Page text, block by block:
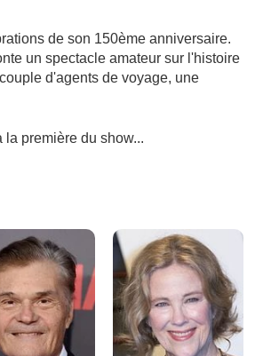
de son 150ème anniversaire.
un spectacle amateur sur l'histoire
d'agents de voyage, une
la première du show...